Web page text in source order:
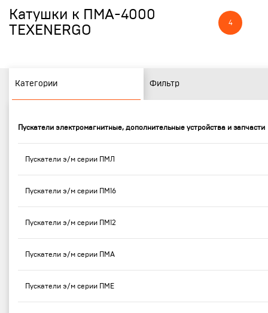
Катушки к ПМА-4000
TEXENERGO
4
Категории Фильтр
Пускатели электромагнитные, дополнительные устройства и запчасти
Пускатели э/м серии ПМЛ
Пускатели э/м серии ПМ16
Пускатели э/м серии ПМ12
Пускатели э/м серии ПМА
Пускатели э/м серии ПМЕ